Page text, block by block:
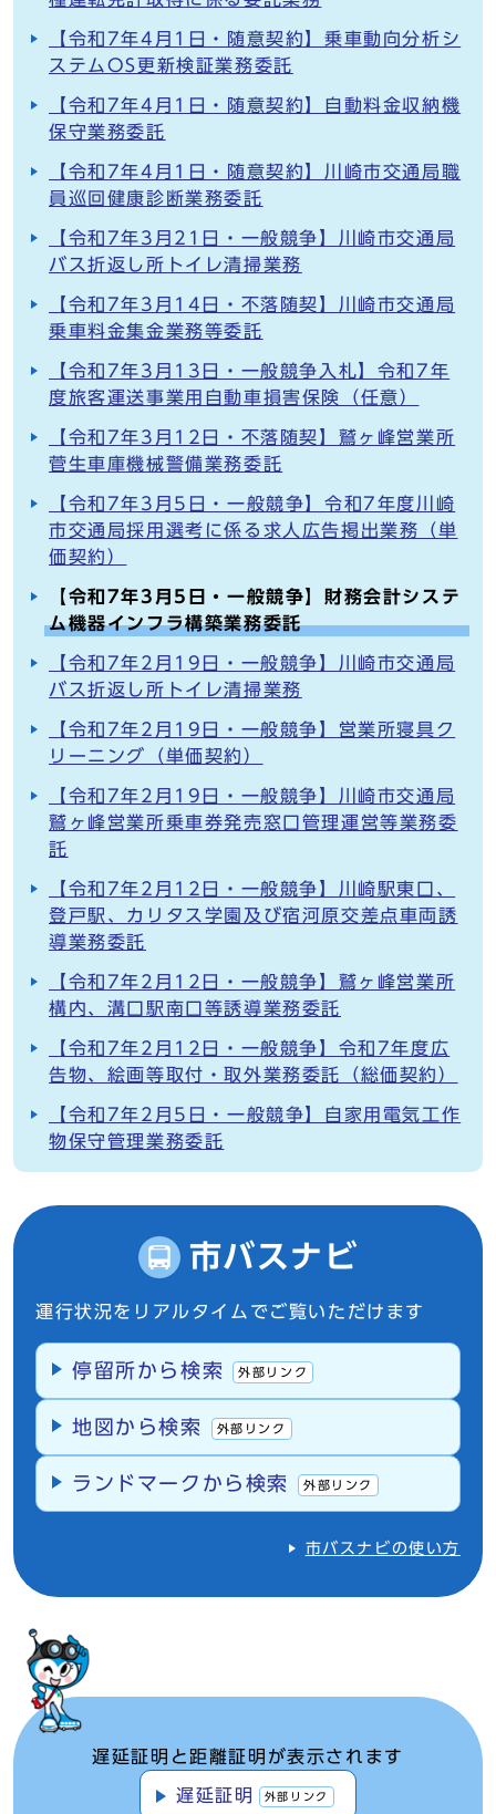
【令和7年4月1日・随意契約】乗車動向分析シ
ステムOS更新検証業務委託
【令和7年4月1日・随意契約】自動料金収納機
保守業務委託
【令和7年4月1日・随意契約】川崎市交通局職
員巡回健康診断業務委託
【令和7年3月21日・一般競争】川崎市交通局
バス折返し所トイレ清掃業務
【令和7年3月14日・不落随契】川崎市交通局
乗車料金集金業務等委託
【令和7年3月13日・一般競争入札】令和7年
度旅客運送事業用自動車損害保険（任意）
【令和7年3月12日・不落随契】鷲ヶ峰営業所
菅生車庫機械警備業務委託
【令和7年3月5日・一般競争】令和7年度川崎
市交通局採用選考に係る求人広告掲出業務（単
価契約）
【令和7年3月5日・一般競争】財務会計システ
ム機器インフラ構築業務委託
【令和7年2月19日・一般競争】川崎市交通局
バス折返し所トイレ清掃業務
【令和7年2月19日・一般競争】営業所寝具ク
リーニング（単価契約）
【令和7年2月19日・一般競争】川崎市交通局
鷲ヶ峰営業所乗車券発売窓口管理運営等業務委
託
【令和7年2月12日・一般競争】川崎駅東口、
登戸駅、カリタス学園及び宿河原交差点車両誘
導業務委託
【令和7年2月12日・一般競争】鷲ヶ峰営業所
構内、溝口駅南口等誘導業務委託
【令和7年2月12日・一般競争】令和7年度広
告物、絵画等取付・取外業務委託（総価契約）
【令和7年2月5日・一般競争】自家用電気工作
物保守管理業務委託
市バスナビ
運行状況をリアルタイムでご覧いただけます
停留所から検索 外部リンク
地図から検索 外部リンク
ランドマークから検索 外部リンク
市バスナビの使い方
遅延証明と距離証明が表示されます
遅延証明 外部リンク